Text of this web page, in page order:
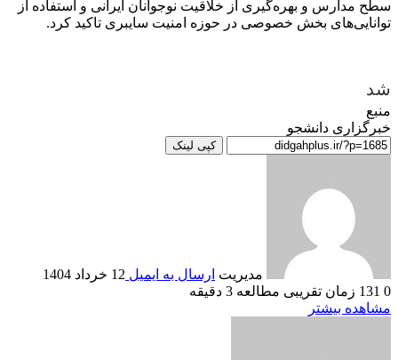
سطح مدارس و بهره‌گیری از خلاقیت نوجوانان ایرانی و استفاده از
توانایی‌های بخش خصوصی در حوزه امنیت سایبری تاکید کرد.
شد
منبع
خبرگزاری دانشجو
کپی لینک
مدیریت ارسال به ایمیل 12 خرداد 1404
0
زمان تقریبی مطالعه 3 دقیقه
مشاهده بیشتر